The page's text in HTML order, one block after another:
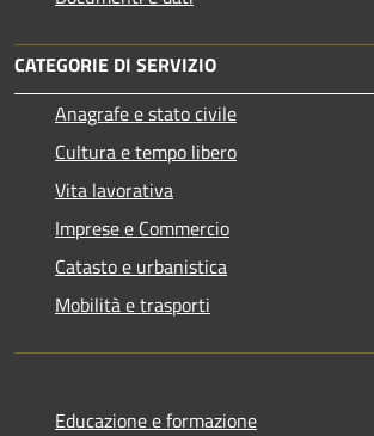
CATEGORIE DI SERVIZIO
Anagrafe e stato civile
Cultura e tempo libero
Vita lavorativa
Imprese e Commercio
Catasto e urbanistica
Mobilità e trasporti
Educazione e formazione